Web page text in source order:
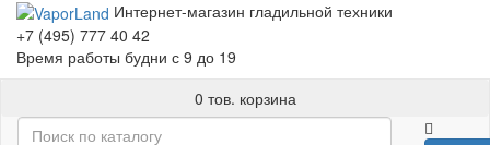
Интернет-магазин гладильной техники
+7 (495) 777 40 42
Время работы будни с 9 до 19
0 тов. корзина